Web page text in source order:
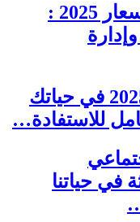
الاقتصاد وارتفاع الأسعار 2025 :
الذكاء الاصطناعي 2025 في حياتك
للاستفادة…
في حياتنا